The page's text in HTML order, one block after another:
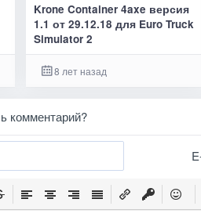
Krone Container 4axe версия
1.1 от 29.12.18 для Euro Truck
Simulator 2
8 лет назад
комментарий?